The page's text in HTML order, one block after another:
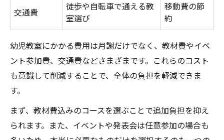
交通費
徒歩や自転車で通える教
室選び
移動費の節
約
幼児教室にかかる費用は月謝だけでなく、教材費やイベ
ント参加費、交通費などさまざまです。これらのコスト
も意識して削減することで、全体の負担を軽減できま
す。
まず、教材費込みのコースを選ぶことで追加負担を抑え
られます。また、イベントや発表会は任意参加の場合も